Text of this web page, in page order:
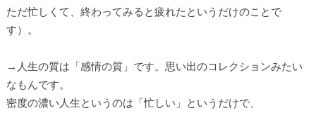
ただ忙しくて、終わってみると疲れたというだけのことで
す）。
→人生の質は「感情の質」です。思い出のコレクションみたい
なもんです。
密度の濃い人生というのは「忙しい」というだけで、